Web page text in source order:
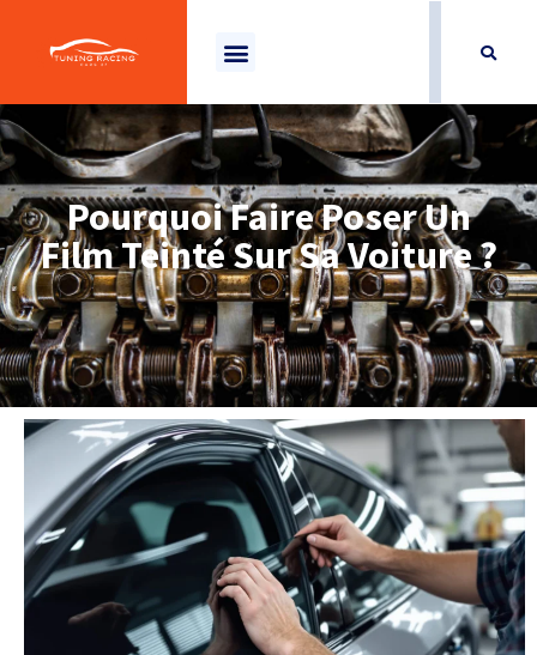
Pourquoi Faire Poser Un
Film Teinté Sur Sa Voiture ?